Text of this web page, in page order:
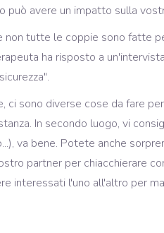
avere un impatto sulla
non tutte le coppie sono fatte
ha risposto a
ci sono diverse cose da fare
In secondo luogo, vi
va bene. Potete anche
partner per chiacchierare
interessati l'uno all'altro per